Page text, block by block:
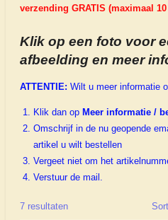
verzending GRATIS (maximaal
Klik op een foto voor
afbeelding en meer
ATTENTIE: Wilt u meer informatie
Klik dan op Meer informatie /
Omschrijf in de nu geopende
artikel u wilt bestellen
Vergeet niet om het
Verstuur de mail.
7 resultaten